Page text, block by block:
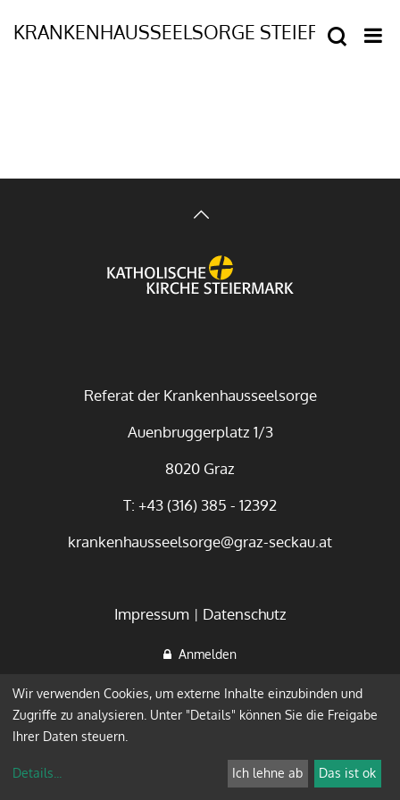
Referat der Krankenhausseelsorge
Auenbruggerplatz 1/3
8020 Graz
T: +43 (316) 385 - 12392
krankenhausseelsorge@graz-seckau.at
Impressum Datenschutz
Anmelden
Wir verwenden Cookies, um externe Inhalte einzubinden und
Zugriffe zu analysieren. Unter "Details" können Sie die Freigabe
Ihrer Daten steuern.
Details... Ich lehne ab Das ist ok